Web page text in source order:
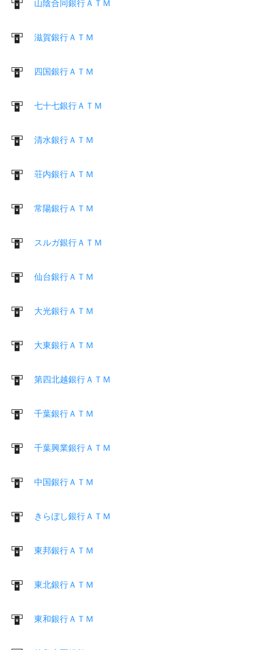
山陰合同銀行ＡＴＭ
滋賀銀行ＡＴＭ
四国銀行ＡＴＭ
七十七銀行ＡＴＭ
清水銀行ＡＴＭ
荘内銀行ＡＴＭ
常陽銀行ＡＴＭ
スルガ銀行ＡＴＭ
仙台銀行ＡＴＭ
大光銀行ＡＴＭ
大東銀行ＡＴＭ
第四北越銀行ＡＴＭ
千葉銀行ＡＴＭ
千葉興業銀行ＡＴＭ
中国銀行ＡＴＭ
きらぼし銀行ＡＴＭ
東邦銀行ＡＴＭ
東北銀行ＡＴＭ
東和銀行ＡＴＭ